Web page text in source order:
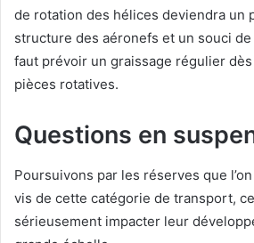
de rotation des hélices deviendra un
structure des aéronefs et un souci
faut prévoir un graissage régulier dès
pièces rotatives.
Questions en
Poursuivons par les réserves que
vis de cette catégorie de transport,
sérieusement impacter leur